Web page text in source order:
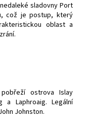
sladovny Port
což je postup, který
oblast a
ostrova Islay
a Laphroaig. Legální
Johnston.